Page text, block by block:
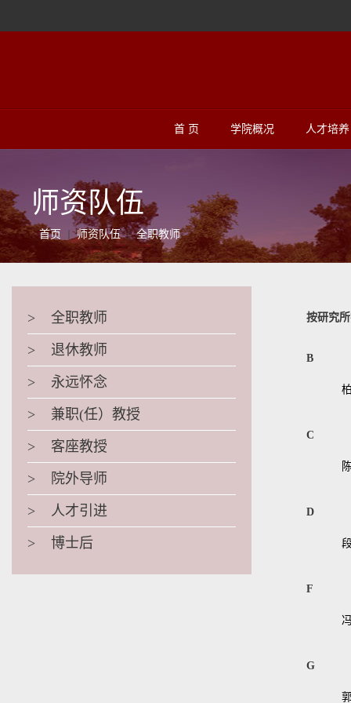
首 页 学院概况 人才培养
师资队伍
首页 师资队伍 全职教师
> 全职教师
> 退休教师
> 永远怀念
> 兼职(任）教授
> 客座教授
> 院外导师
> 人才引进
> 博士后
按研究
B
C
D
F
G